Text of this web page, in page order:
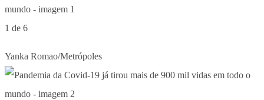
1 de 6
Yanka Romao/Metrópoles